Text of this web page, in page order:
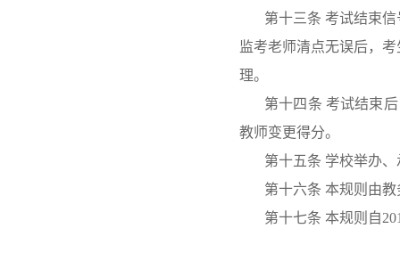
第十三条 考试结束
监考老师清点无误后，
理。
第十四条 考试结束
教师变更得分。
第十五条 学校举办
第十六条 本规则由
第十七条 本规则自